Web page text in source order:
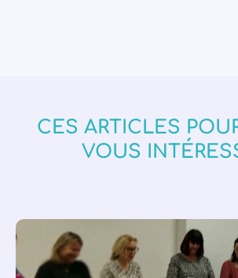
CES ARTICLES
VOUS
APPEL À SOUTIEN , VIE DE L'ASSOCIATION